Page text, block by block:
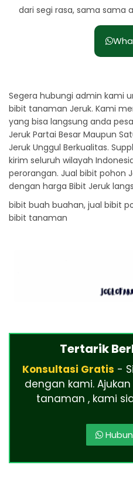
dari segi rasa, sama sama
Segera hubungi admin kami
bibit tanaman Jeruk. Kami
yang bisa langsung anda
Jeruk Partai Besar Maupun
Jeruk Unggul Berkualitas.
kirim seluruh wilayah
perorangan. Jual bibit pohon
dengan harga Bibit Jeruk
bibit buah buahan, jual bibit
bibit tanaman
Tertarik
Konsultasi Gratis -
dengan kami.
tanaman , kami